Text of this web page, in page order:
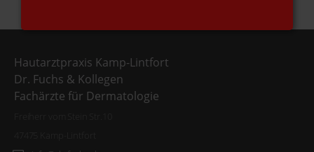
Hautarztpraxis Kamp-Lintfort
Dr. Fuchs & Kollegen
Fachärzte für Dermatologie